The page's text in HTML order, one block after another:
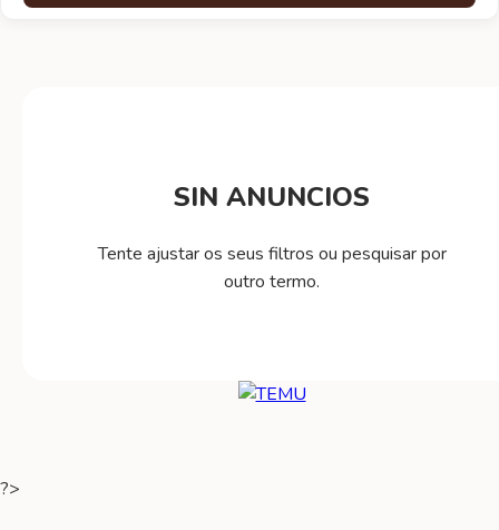
SIN ANUNCIOS
Tente ajustar os seus filtros ou pesquisar por
outro termo.
?>